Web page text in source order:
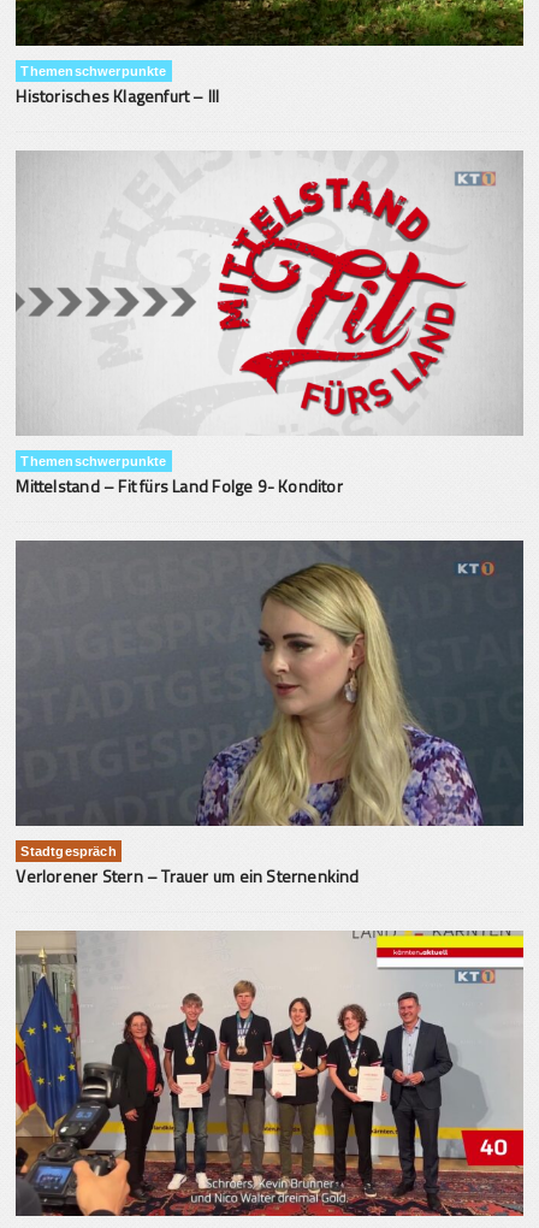
Themenschwerpunkte
Historisches Klagenfurt – III
Themenschwerpunkte
Mittelstand – Fit fürs Land Folge 9- Konditor
Stadtgespräch
Verlorener Stern – Trauer um ein Sternenkind